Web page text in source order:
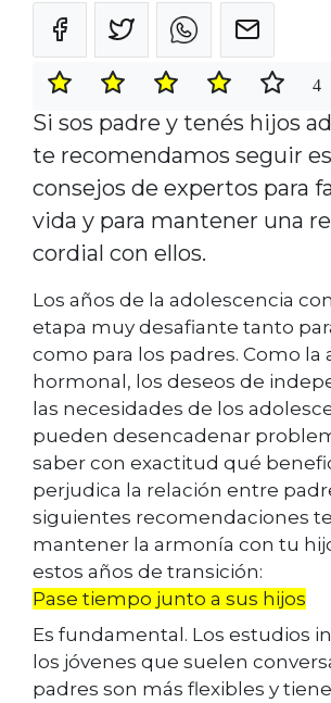
4
Si sos padre y tenés hijos
te recomendamos seguir
consejos de expertos para
vida y para mantener una
cordial con ellos.
Los años de la adolescencia
etapa muy desafiante tanto
como para los padres. Como la
hormonal, los deseos de
las necesidades de los
pueden desencadenar
saber con exactitud qué
perjudica la relación entre
siguientes recomendaciones
mantener la armonía con tu
estos años de transición:
Pase tiempo junto a sus hijos
Es fundamental. Los estudios
los jóvenes que suelen
padres son más flexibles y